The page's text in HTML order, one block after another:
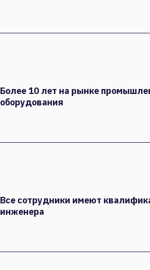
Более 10 лет на рынке
оборудования
Все сотрудники имеют
инженера